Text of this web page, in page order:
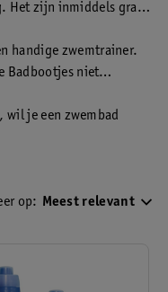
Het zijn inmiddels graag
handige zwemtrainer.
Badbootjes niet
je een zwembad
op: Meest relevant